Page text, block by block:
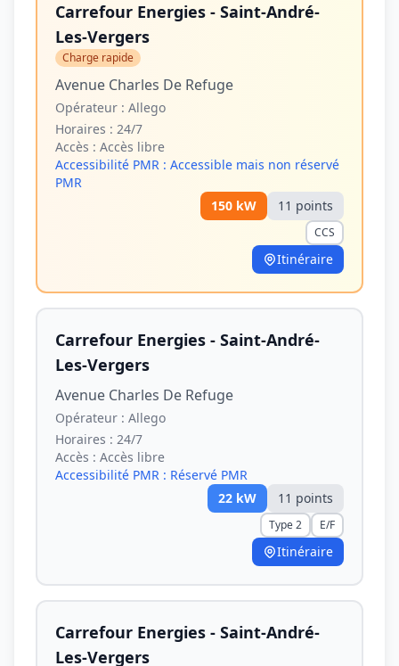
Carrefour Energies - Saint-André-
Les-Vergers
Charge rapide
Avenue Charles De Refuge
Opérateur : Allego
Horaires : 24/7
Accès : Accès libre
Accessibilité PMR : Accessible mais non réservé
PMR
150 kW 11 points
CCS
Itinéraire
Carrefour Energies - Saint-André-
Les-Vergers
Avenue Charles De Refuge
Opérateur : Allego
Horaires : 24/7
Accès : Accès libre
Accessibilité PMR : Réservé PMR
22 kW 11 points
Type 2 E/F
Itinéraire
Carrefour Energies - Saint-André-
Les-Vergers